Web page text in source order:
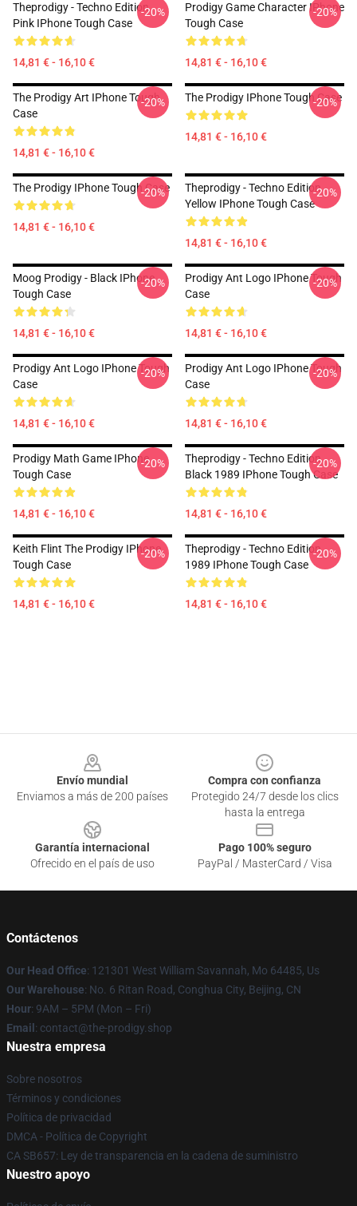
Theprodigy - Techno Edition
Pink IPhone Tough Case
14,81 € - 16,10 €
-20%
Prodigy Game Character IPhone
Tough Case
14,81 € - 16,10 €
-20%
The Prodigy Art IPhone Tough
Case
14,81 € - 16,10 €
-20% The Prodigy IPhone Tough Case
14,81 € - 16,10 €
-20%
The Prodigy IPhone Tough Case
14,81 € - 16,10 €
-20%
Theprodigy - Techno Edition
Yellow IPhone Tough Case
14,81 € - 16,10 €
-20%
Moog Prodigy - Black IPhone
Tough Case
14,81 € - 16,10 €
-20%
Prodigy Ant Logo IPhone Tough
Case
14,81 € - 16,10 €
-20%
Prodigy Ant Logo IPhone Tough
Case
14,81 € - 16,10 €
-20%
Prodigy Ant Logo IPhone Tough
Case
14,81 € - 16,10 €
-20%
Prodigy Math Game IPhone
Tough Case
14,81 € - 16,10 €
-20%
Theprodigy - Techno Edition
Black 1989 IPhone Tough Case
14,81 € - 16,10 €
-20%
Keith Flint The Prodigy IPhone
Tough Case
14,81 € - 16,10 €
-20%
Theprodigy - Techno Edition
1989 IPhone Tough Case
14,81 € - 16,10 €
-20%
Envío mundial
Enviamos a más de 200 países
Compra con confianza
Protegido 24/7 desde los clics
hasta la entrega
Garantía internacional
Ofrecido en el país de uso
Pago 100% seguro
PayPal / MasterCard / Visa
Contáctenos
Our Head Office: 121301 West William Savannah, Mo 64485, Us
Our Warehouse: No. 6 Ritan Road, Conghua City, Beijing, CN
Hour: 9AM – 5PM (Mon – Fri)
Email : contact@the-prodigy.shop
Nuestra empresa
Sobre nosotros
Términos y condiciones
Política de privacidad
DMCA - Política de Copyright
CA SB657: Ley de transparencia en la cadena de suministro
Nuestro apoyo